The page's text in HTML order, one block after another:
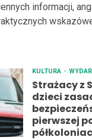
informacji,
KULTURA
Strażacy z
dzieci
pierwszej